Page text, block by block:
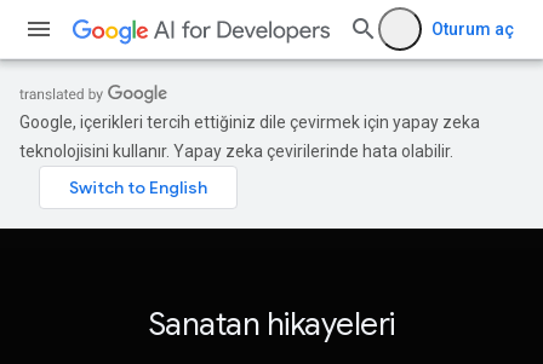
Oturum aç
Google, içerikleri tercih ettiğiniz dile çevirmek için yapay zeka
teknolojisini kullanır. Yapay zeka çevirilerinde hata olabilir.
Sanatan hikayeleri